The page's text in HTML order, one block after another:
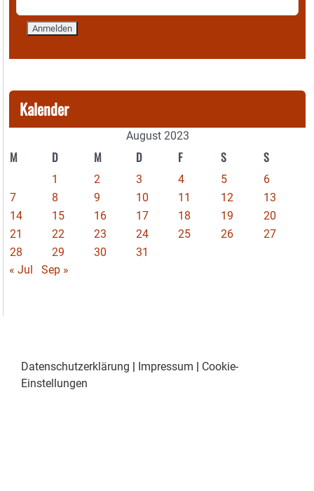
Kalender
August 2023
M D M D F S S
1 2 3 4 5
6
7
8 9 10 11 12
13
14
15 16 17 18 19
20
21
22 23 24 25 26
27
28
29 30
31
« Jul
Sep »
Datenschutzerklärung | Impressum | Cookie-
Einstellungen